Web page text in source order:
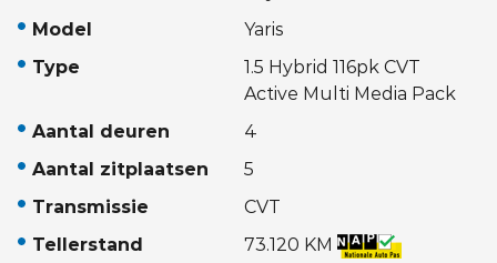
Model
Yaris
Type
1.5 Hybrid 116pk CVT
Active Multi Media Pack
Aantal deuren
4
Aantal zitplaatsen
5
Transmissie
CVT
Tellerstand
73.120 KM